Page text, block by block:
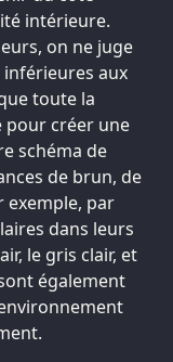
intérieure.
on ne juge
aux
toute la
pour créer une
schéma de
de brun, de
exemple, par
dans leurs
le gris clair, et
également